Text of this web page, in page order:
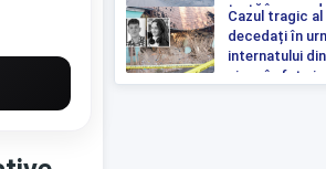
tartă începe
noapte”
Cazul tragic
decedați în
internatului
ajuns în fața